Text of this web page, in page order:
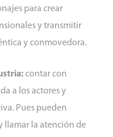
para crear
y transmitir
y conmovedora.
contar con
a los actores y
Pues pueden
llamar la atención de